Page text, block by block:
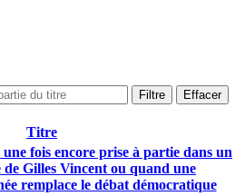
Filtre Effacer
Titre
fois encore prise à partie dans un
Gilles Vincent ou quand une
remplace le débat démocratique